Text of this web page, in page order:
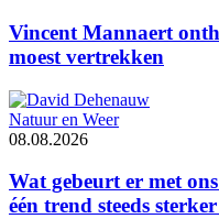
Vincent Mannaert
moest vertrekken
Natuur en Weer
08.08.2026
Wat gebeurt er met
één trend steeds